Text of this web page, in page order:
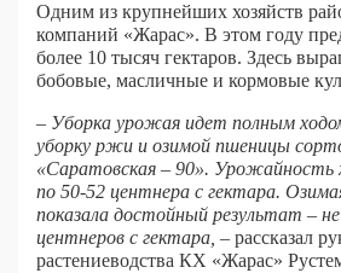
Одним из крупнейших хозяйств
компаний «Жарас». В этом году
более 10 тысяч гектаров. Здесь
бобовые, масличные и кормовые
– Уборка урожая идет полным
уборку ржи и озимой пшеницы
«Саратовская – 90». Урожайность
по 50-52 центнера с гектара.
показала достойный результат –
центнеров с гектара, – рассказал
растениеводства КХ «Жарас»